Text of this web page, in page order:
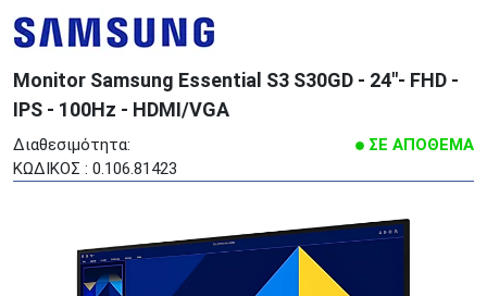
Monitor Samsung Essential S3 S30GD - 24"- FHD -
IPS - 100Hz - ΗDMI/VGA
Διαθεσιμότητα:
ΣΕ ΑΠΟΘΕΜΑ
ΚΩΔΙΚΟΣ : 0.106.81423